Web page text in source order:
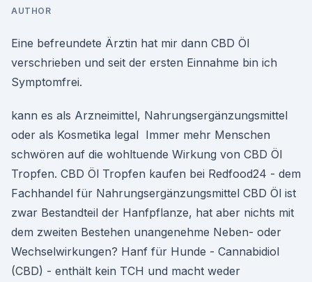
AUTHOR
Eine befreundete Ärztin hat mir dann CBD Öl
verschrieben und seit der ersten Einnahme bin ich
Symptomfrei.
kann es als Arzneimittel, Nahrungsergänzungsmittel
oder als Kosmetika legal Immer mehr Menschen
schwören auf die wohltuende Wirkung von CBD Öl
Tropfen. CBD Öl Tropfen kaufen bei Redfood24 - dem
Fachhandel für Nahrungsergänzungsmittel CBD Öl ist
zwar Bestandteil der Hanfpflanze, hat aber nichts mit
dem zweiten Bestehen unangenehme Neben- oder
Wechselwirkungen? Hanf für Hunde - Cannabidiol
(CBD) - enthält kein TCH und macht weder